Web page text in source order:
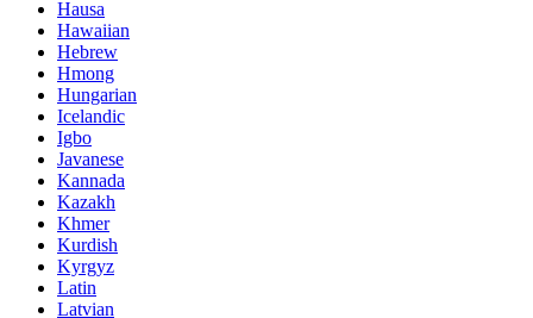
Hausa
Hawaiian
Hebrew
Hmong
Hungarian
Icelandic
Igbo
Javanese
Kannada
Kazakh
Khmer
Kurdish
Kyrgyz
Latin
Latvian